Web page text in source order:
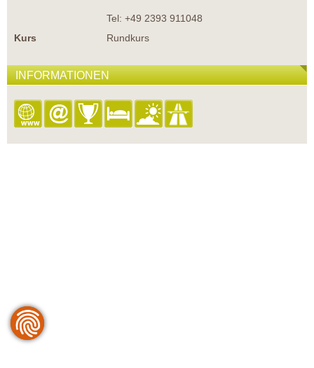
Tel: +49 2393 911048
Kurs
Rundkurs
INFORMATIONEN